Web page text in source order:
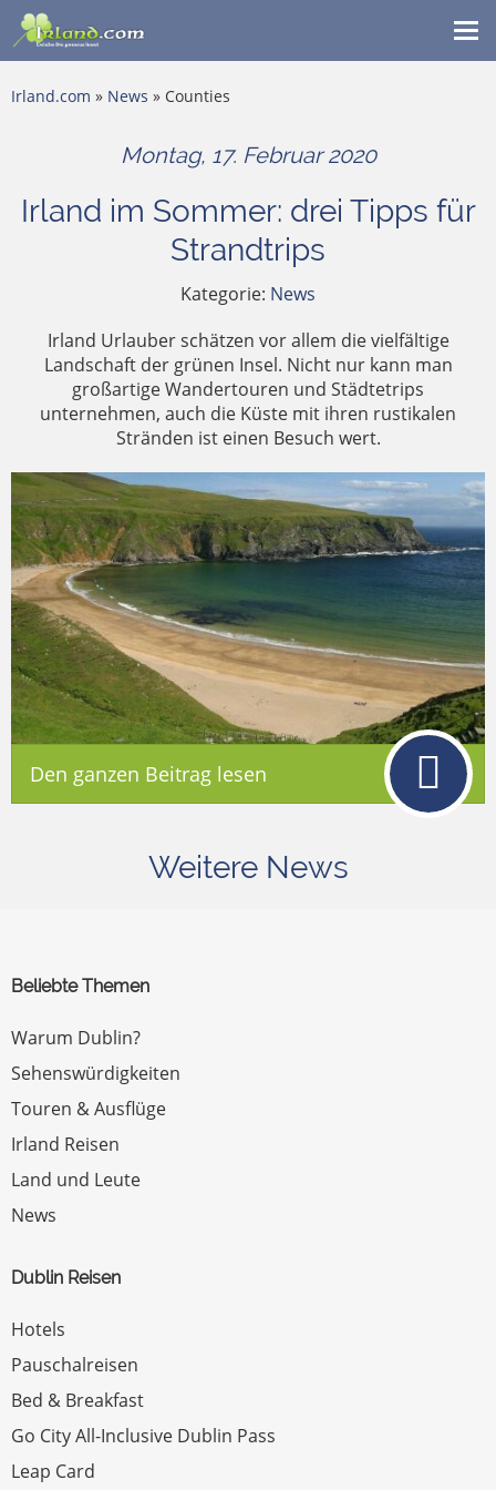
Irland.com » News » Counties
Montag, 17. Februar 2020
Irland im Sommer: drei Tipps für
Strandtrips
Kategorie: News
Irland Urlauber schätzen vor allem die vielfältige
Landschaft der grünen Insel. Nicht nur kann man
großartige Wandertouren und Städtetrips
unternehmen, auch die Küste mit ihren rustikalen
Stränden ist einen Besuch wert.
Den ganzen Beitrag lesen
Weitere News
Beliebte Themen
Warum Dublin?
Sehenswürdigkeiten
Touren & Ausflüge
Irland Reisen
Land und Leute
News
Dublin Reisen
Hotels
Pauschalreisen
Bed & Breakfast
Go City All-Inclusive Dublin Pass
Leap Card